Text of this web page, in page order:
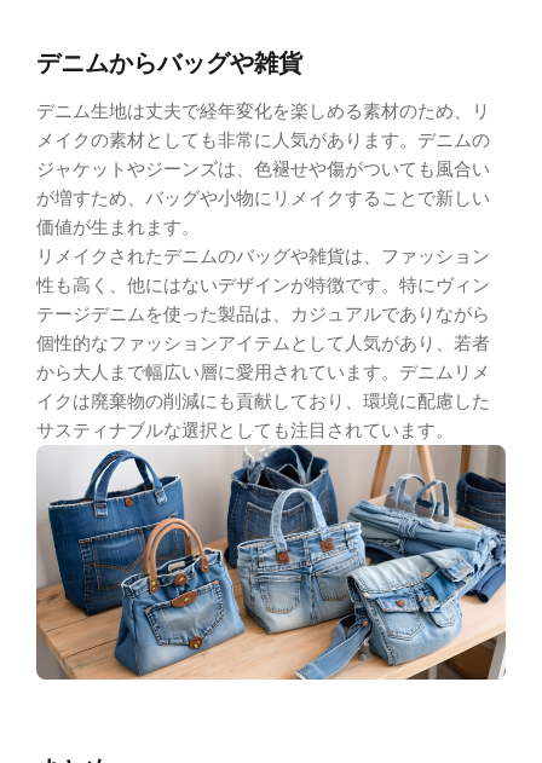
デニムからバッグや雑貨
デニム生地は丈夫で経年変化を楽しめる素材のため、リ
メイクの素材としても非常に人気があります。デニムの
ジャケットやジーンズは、色褪せや傷がついても風合い
が増すため、バッグや小物にリメイクすることで新しい
価値が生まれます。
リメイクされたデニムのバッグや雑貨は、ファッション
性も高く、他にはないデザインが特徴です。特にヴィン
テージデニムを使った製品は、カジュアルでありながら
個性的なファッションアイテムとして人気があり、若者
から大人まで幅広い層に愛用されています。デニムリメ
イクは廃棄物の削減にも貢献しており、環境に配慮した
サスティナブルな選択としても注目されています。